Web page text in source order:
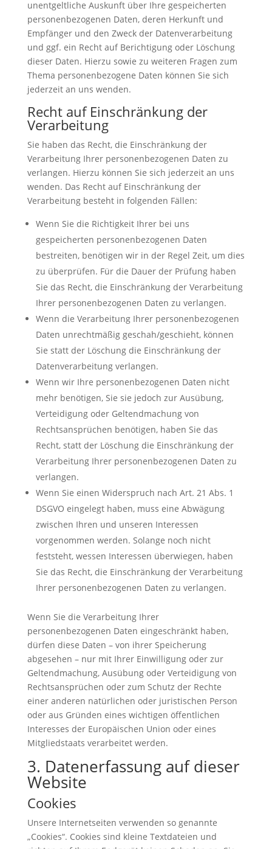
unentgeltliche Auskunft über Ihre gespeicherten
personenbezogenen Daten, deren Herkunft und
Empfänger und den Zweck der Datenverarbeitung
und ggf. ein Recht auf Berichtigung oder Löschung
dieser Daten. Hierzu sowie zu weiteren Fragen zum
Thema personenbezogene Daten können Sie sich
jederzeit an uns wenden.
Recht auf Einschränkung der
Verarbeitung
Sie haben das Recht, die Einschränkung der
Verarbeitung Ihrer personenbezogenen Daten zu
verlangen. Hierzu können Sie sich jederzeit an uns
wenden. Das Recht auf Einschränkung der
Verarbeitung besteht in folgenden Fällen:
Wenn Sie die Richtigkeit Ihrer bei uns
gespeicherten personenbezogenen Daten
bestreiten, benötigen wir in der Regel Zeit, um dies
zu überprüfen. Für die Dauer der Prüfung haben
Sie das Recht, die Einschränkung der Verarbeitung
Ihrer personenbezogenen Daten zu verlangen.
Wenn die Verarbeitung Ihrer personenbezogenen
Daten unrechtmäßig geschah/geschieht, können
Sie statt der Löschung die Einschränkung der
Datenverarbeitung verlangen.
Wenn wir Ihre personenbezogenen Daten nicht
mehr benötigen, Sie sie jedoch zur Ausübung,
Verteidigung oder Geltendmachung von
Rechtsansprüchen benötigen, haben Sie das
Recht, statt der Löschung die Einschränkung der
Verarbeitung Ihrer personenbezogenen Daten zu
verlangen.
Wenn Sie einen Widerspruch nach Art. 21 Abs. 1
DSGVO eingelegt haben, muss eine Abwägung
zwischen Ihren und unseren Interessen
vorgenommen werden. Solange noch nicht
feststeht, wessen Interessen überwiegen, haben
Sie das Recht, die Einschränkung der Verarbeitung
Ihrer personenbezogenen Daten zu verlangen.
Wenn Sie die Verarbeitung Ihrer
personenbezogenen Daten eingeschränkt haben,
dürfen diese Daten – von ihrer Speicherung
abgesehen – nur mit Ihrer Einwilligung oder zur
Geltendmachung, Ausübung oder Verteidigung von
Rechtsansprüchen oder zum Schutz der Rechte
einer anderen natürlichen oder juristischen Person
oder aus Gründen eines wichtigen öffentlichen
Interesses der Europäischen Union oder eines
Mitgliedstaats verarbeitet werden.
3. Datenerfassung auf dieser
Website
Cookies
Unsere Internetseiten verwenden so genannte
„Cookies“. Cookies sind kleine Textdateien und